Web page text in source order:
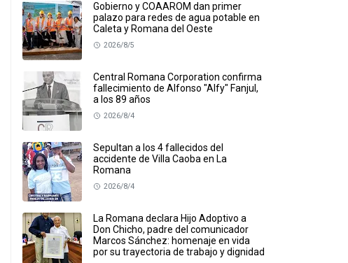
Gobierno y COAAROM dan primer
palazo para redes de agua potable en
Caleta y Romana del Oeste
2026/8/5
Central Romana Corporation confirma
fallecimiento de Alfonso "Alfy" Fanjul,
a los 89 años
2026/8/4
Sepultan a los 4 fallecidos del
accidente de Villa Caoba en La
Romana
2026/8/4
La Romana declara Hijo Adoptivo a
Don Chicho, padre del comunicador
Marcos Sánchez: homenaje en vida
por su trayectoria de trabajo y dignidad